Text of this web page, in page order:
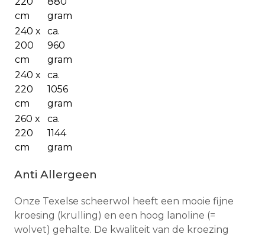
cm
gram
240 x
200
cm
ca.
960
gram
240 x
220
cm
ca.
1056
gram
260 x
220
cm
ca.
1144
gram
Anti Allergeen
Onze Texelse scheerwol heeft een mooie fijne
kroesing (krulling) en een hoog lanoline (=
wolvet) gehalte. De kwaliteit van de kroezing